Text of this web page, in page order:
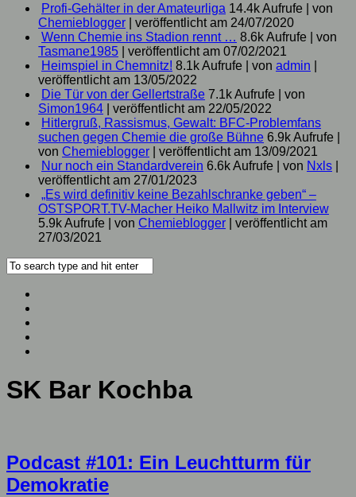
Profi-Gehälter in der Amateurliga 14.4k Aufrufe
von
Chemieblogger
veröffentlicht am 24/07/2020
Wenn Chemie ins Stadion rennt … 8.6k Aufrufe
von
Tasmane1985
veröffentlicht am 07/02/2021
Heimspiel in Chemnitz! 8.1k Aufrufe von admin
veröffentlicht am 13/05/2022
Die Tür von der Gellertstraße 7.1k Aufrufe
von
Simon1964
veröffentlicht am 22/05/2022
Hitlergruß, Rassismus, Gewalt: BFC-Problemfans
suchen gegen Chemie die große Bühne 6.9k Aufrufe
von Chemieblogger
veröffentlicht am 13/09/2021
Nur noch ein Standardverein 6.6k Aufrufe von Nxls
veröffentlicht am 27/01/2023
„Es wird definitiv keine Bezahlschranke geben“ –
OSTSPORT.TV-Macher Heiko Mallwitz im Interview
5.9k Aufrufe
von Chemieblogger
veröffentlicht am
27/03/2021
SK Bar Kochba
Podcast #101: Ein Leuchtturm für
Demokratie